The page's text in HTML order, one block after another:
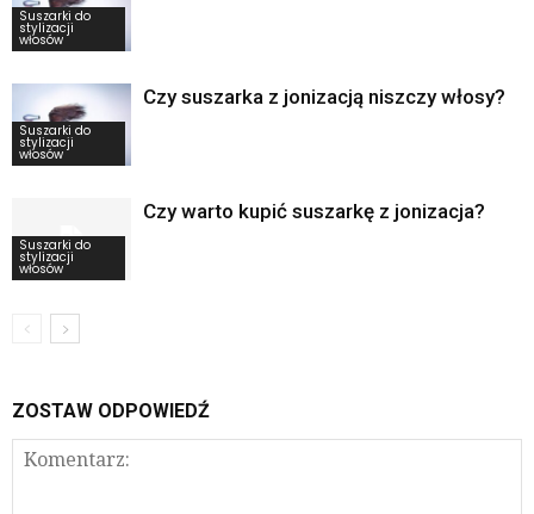
Suszarki do
stylizacji
włosów
Suszarki do
stylizacji
włosów
Czy suszarka z jonizacją niszczy włosy?
Suszarki do
stylizacji
włosów
Czy warto kupić suszarkę z jonizacja?
ZOSTAW ODPOWIEDŹ